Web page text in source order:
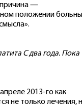
—
положении
С два года. Пока
2013-го как
не только лечения,